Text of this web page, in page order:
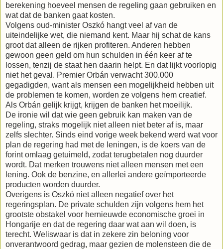
berekening hoeveel mensen de regeling gaan gebruiken en
wat dat de banken gaat kosten.
Volgens oud-minister Oszkó hangt veel af van de
uiteindelijke wet, die niemand kent. Maar hij schat de kans
groot dat alleen de rijken profiteren. Anderen hebben
gewoon geen geld om hun schulden in één keer af te
lossen, tenzij de staat hen daarin helpt. En dat lijkt voorlopig
niet het geval. Premier Orbán verwacht 300.000
gegadigden, want als mensen een mogelijkheid hebben uit
de problemen te komen, worden ze volgens hem creatief.
Als Orbán gelijk krijgt, krijgen de banken het moeilijk.
De ironie wil dat wie geen gebruik kan maken van de
regeling, straks mogelijk niet alleen niet beter af is, maar
zelfs slechter. Sinds eind vorige week bekend werd wat voor
plan de regering had met de leningen, is de koers van de
forint omlaag getuimeld, zodat terugbetalen nog duurder
wordt. Dat merken trouwens niet alleen mensen met een
lening. Ook de benzine, en allerlei andere geïmporteerde
producten worden duurder.
Overigens is Oszkó niet alleen negatief over het
regeringsplan. De private schulden zijn volgens hem het
grootste obstakel voor hernieuwde economische groei in
Hongarije en dat de regering daar wat aan wil doen, is
terecht. Weliswaar is dat in zekere zin beloning voor
onverantwoord gedrag, maar gezien de molensteen die de